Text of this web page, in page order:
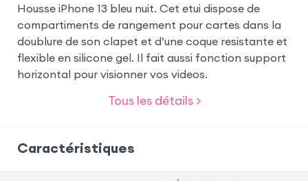
Housse iPhone 13 bleu nuit. Cet etui dispose de
compartiments de rangement pour cartes dans la
doublure de son clapet et d’une coque resistante et
flexible en silicone gel. Il fait aussi fonction support
horizontal pour visionner vos videos.
Tous les détails >
Caractéristiques